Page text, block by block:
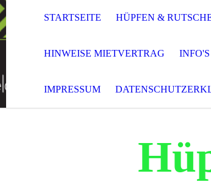
STARTSEITE HÜPFEN &
HINWEISE MIETVERTRAG
IMPRESSUM